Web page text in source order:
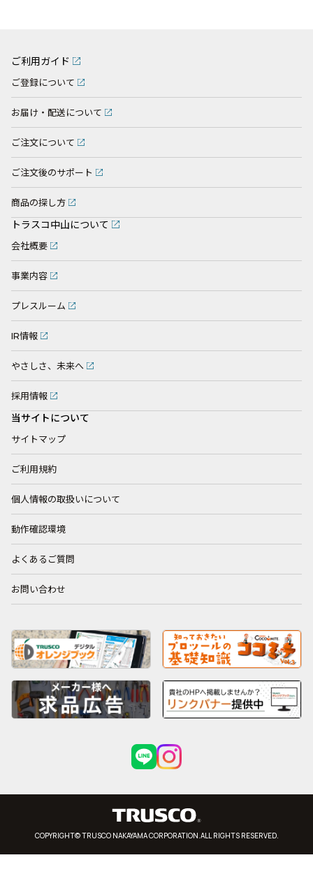
ご利用ガイド
ご登録について
お届け・配送について
ご注文について
ご注文後のサポート
商品の探し方
トラスコ中山について
会社概要
事業内容
プレスルーム
IR情報
やさしさ、未来へ
採用情報
当サイトについて
サイトマップ
ご利用規約
個人情報の取扱いについて
動作確認環境
よくあるご質問
お問い合わせ
COPYRIGHT© TRUSCO NAKAYAMA CORPORATION.ALL RIGHTS RESERVED.